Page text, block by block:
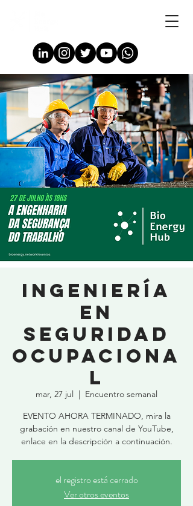
Ingeniería
en
Seguridad
Ocupaciona
l
mar, 27 jul
  |
Encuentro semanal
EVENTO AHORA TERMINADO, mira la
grabación en nuestro canal de YouTube,
enlace en la descripción a continuación.
el registro está cerrado
Ver otros eventos